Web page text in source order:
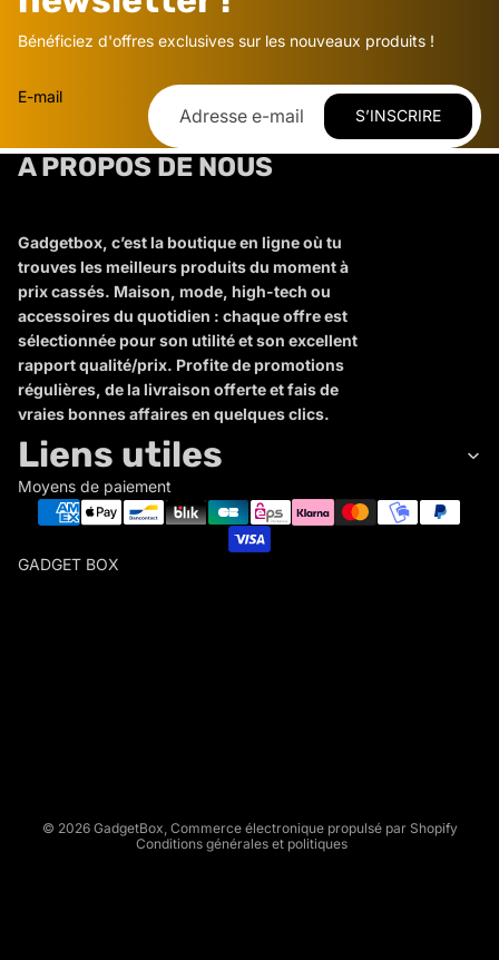
Bénéficiez d'offres exclusives sur les nouveaux produits !
E-mail
S’INSCRIRE
A PROPOS DE NOUS
Gadgetbox, c’est la boutique en ligne où tu
trouves les meilleurs produits du moment à
prix cassés. Maison, mode, high-tech ou
accessoires du quotidien : chaque offre est
sélectionnée pour son utilité et son excellent
rapport qualité/prix. Profite de promotions
régulières, de la livraison offerte et fais de
vraies bonnes affaires en quelques clics.
Liens utiles
Moyens de paiement
GADGET BOX
© 2026 GadgetBox, Commerce électronique propulsé par Shopify
Conditions générales et politiques